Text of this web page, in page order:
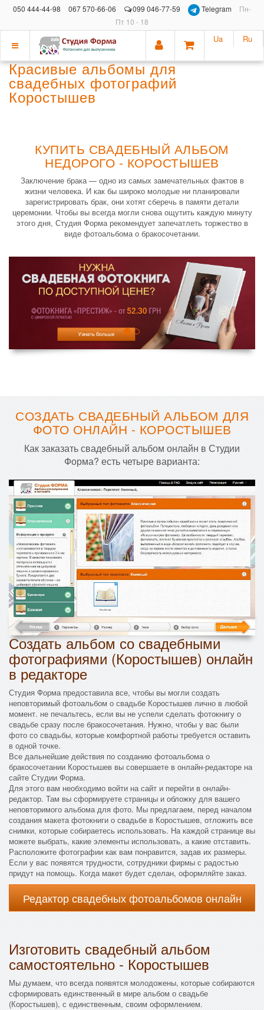
050 444-44-98 067 570-66-06 099 046-77-59 Telegram
Пн-
Пт 10 - 18
Показать
меню
Ua Ru
Красивые альбомы для
свадебных фотографий
Коростышев
КУПИТЬ СВАДЕБНЫЙ АЛЬБОМ
НЕДОРОГО - КОРОСТЫШЕВ
Заключение брака — одно из самых замечательных фактов в
жизни человека. И как бы широко молодые ни планировали
зарегистрировать брак, они хотят сберечь в памяти детали
церемонии. Чтобы вы всегда могли снова ощутить каждую минуту
этого дня, Студия Форма рекомендует запечатлеть торжество в
виде фотоальбома о бракосочетании.
СОЗДАТЬ СВАДЕБНЫЙ АЛЬБОМ ДЛЯ
ФОТО ОНЛАЙН - КОРОСТЫШЕВ
Как заказать свадебный альбом онлайн в Студии
Форма? есть четыре варианта:
Создать альбом со свадебными
фотографиями (Коростышев) онлайн
в редакторе
Студия Форма предоставила все, чтобы вы могли создать
неповторимый фотоальбом о свадьбе Коростышев лично в любой
момент. не печальтесь, если вы не успели сделать фотокнигу о
свадьбе сразу после бракосочетания. Нужно, чтобы у вас были
фото со свадьбы, которые комфортной работы требуется оставить
в одной точке.
Все дальнейшие действия по созданию фотоальбома о
бракосочетании Коростышев вы совершаете в онлайн-редакторе на
сайте Студии Форма.
Для этого вам необходимо войти на сайт и перейти в онлайн-
редактор. Там вы сформируете страницы и обложку для вашего
неповторимого альбома для фото. Мы предлагаем, перед началом
создания макета фотокниги о свадьбе в Коростышев, отложить все
снимки, которые собираетесь использовать. На каждой странице вы
можете выбрать, какие элементы использовать, а какие отставить.
Расположите фотографии как вам понравится, задав их размеры.
Если у вас появятся трудности, сотрудники фирмы с радостью
придут на помощь. Когда макет будет сделан, оформляйте заказ.
Редактор свадебных фотоальбомов онлайн
Изготовить свадебный альбом
самостоятельно - Коростышев
Мы думаем, что всегда появятся молодожены, которые собираются
сформировать единственный в мире альбом о свадьбе
(Коростышев), с единственным, своим оформлением.